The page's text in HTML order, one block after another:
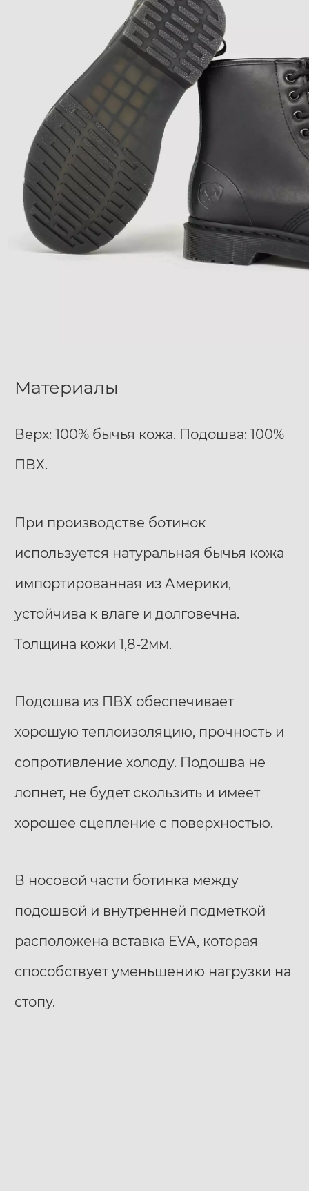
Материалы
Верх: 100% бычья кожа. Подошва: 100%
ПВХ.
При производстве ботинок
используется натуральная бычья кожа
импортированная из Америки,
устойчива к влаге и долговечна.
Толщина кожи 1,8-2мм.
Подошва из ПВХ обеспечивает
хорошую теплоизоляцию, прочность и
сопротивление холоду. Подошва не
лопнет, не будет скользить и имеет
хорошее сцепление с поверхностью.
В носовой части ботинка между
подошвой и внутренней подметкой
расположена вставка EVA, которая
способствует уменьшению нагрузки на
стопу.